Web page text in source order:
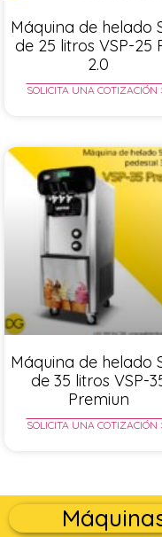
Máquina de helado
de 25 litros VSP-25
2.0
SOLICITA UNA COTIZACIÓN
Máquina de helado
de 35 litros VSP-
Premiun
SOLICITA UNA COTIZACIÓN